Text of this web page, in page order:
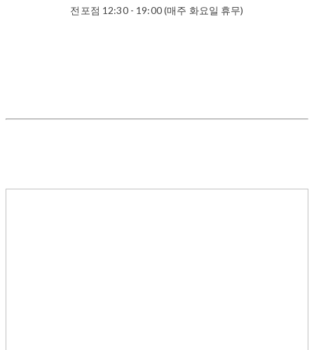
전포점 12:30 - 19:00 (매주 화요일 휴무)